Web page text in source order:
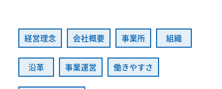
経営理念 会社概要 事業所 組織
沿革 事業運営 働きやすさ